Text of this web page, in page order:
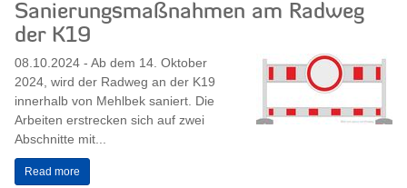
Sanierungsmaßnahmen am Radweg
der K19
08.10.2024 - Ab dem 14. Oktober
2024, wird der Radweg an der K19
innerhalb von Mehlbek saniert. Die
Arbeiten erstrecken sich auf zwei
Abschnitte mit...
Read more